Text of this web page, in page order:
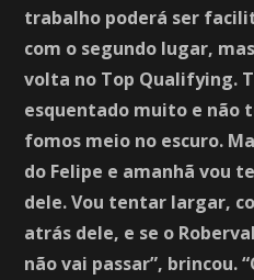
trabalho poderá ser
com o segundo lugar,
volta no Top Qualifying.
esquentado muito e não
fomos meio no escuro.
do Felipe e amanhã vou
dele. Vou tentar largar,
atrás dele, e se o
não vai passar”, brincou.